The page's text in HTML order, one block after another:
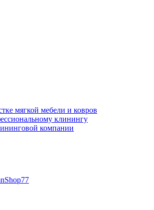
мягкой мебели и ковров
клинингу
компании